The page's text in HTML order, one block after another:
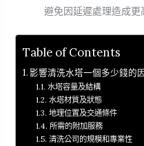
避免因延遲處理造成更
Table of Contents
影響清洗水塔一個多少錢的
水塔容量及結構
水塔材質及狀態
地理位置及交通條件
所需的附加服務
清洗公司的規模和專業性